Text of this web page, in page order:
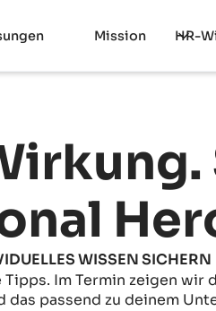
Mission HR-
WISSEN SICHERN
Im Termin zeigen wir
passend zu deinem